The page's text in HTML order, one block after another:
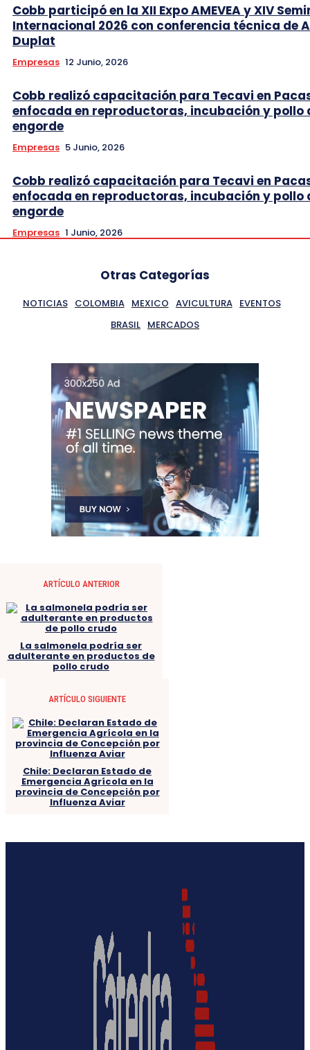
Cobb participó en la XII Expo AMEVEA y XIV
Internacional 2026 con conferencia técnica de
Duplat
Empresas 12 Junio, 2026
Cobb realizó capacitación para Tecavi en
enfocada en reproductoras, incubación y pollo
engorde
Empresas 5 Junio, 2026
Cobb realizó capacitación para Tecavi en
enfocada en reproductoras, incubación y pollo
engorde
Empresas 1 Junio, 2026
Otras Categorías
NOTICIAS COLOMBIA MEXICO AVICULTURA
EVENTOS
BRASIL MERCADOS
ARTÍCULO ANTERIOR
La salmonela podría ser
adulterante en productos de
pollo crudo
ARTÍCULO SIGUIENTE
Chile: Declaran Estado de
Emergencia Agrícola en la
provincia de Concepción por
Influenza Aviar